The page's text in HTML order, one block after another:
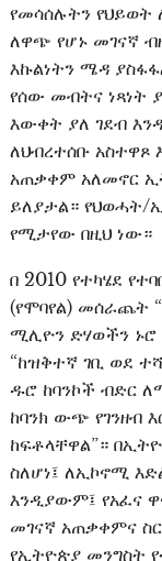
የመሳሰሉትን
ለዋጭ የሆኑ መገናኛ
እኩልነትን ሜዳ
የሰው መብትና ነጻነት
እውቀት ያለ ገደብ
ለህብረተሰቡ አስተዋጾ
አጠቃቀም አለመኖር
ይለያታል። የህወሓት/
የሚታየው በዚህ ነው።
በ 2010 የተካሄደ
(የሞባየል) መሰራጨት
ሚሊዮን ድሃወችን ኑሮ
“ከዝቅተኛ ገቢ ወደ
ዱሮ ከባንኮች ብድር
ከባንክ ውጭ የገንዘብ
ከፍቶላቸዋል”።
ስለሆነ፤ ለኢኮኖሚ
እንዲያውም፤ የአፈና
መገናኛ አጠቃቀምና
የኢትዮጵያ መንግስት